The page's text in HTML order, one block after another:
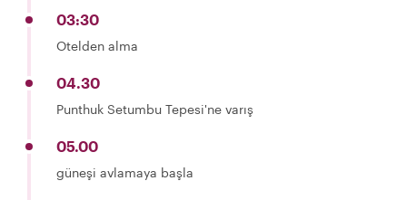
03:30
Otelden alma
04.30
Punthuk Setumbu Tepesi'ne varış
05.00
güneşi avlamaya başla